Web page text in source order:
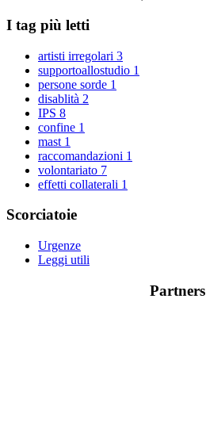
I tag più letti
artisti irregolari 3
supportoallostudio 1
persone sorde 1
disablità 2
IPS 8
confine 1
mast 1
raccomandazioni 1
volontariato 7
effetti collaterali 1
Scorciatoie
Urgenze
Leggi utili
Partners